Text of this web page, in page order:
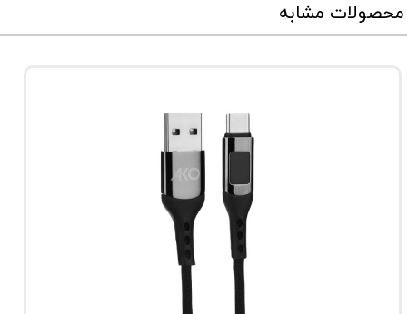
محصولات مشابه